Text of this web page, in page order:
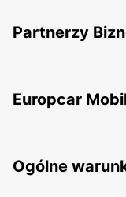
Partnerzy
Europcar
Ogólne